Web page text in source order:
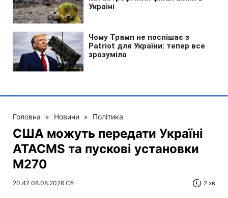
Головна » Новини » Політика
США можуть передати Україні
ATACMS та пускові установки
M270
20:42 08.08.2026 Сб 2 хв